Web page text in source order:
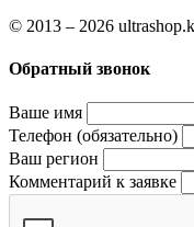
© 2013 – 2026
Обратный звонок
Ваше имя
Телефон (обязательно)
Ваш регион
Комментарий к заявке